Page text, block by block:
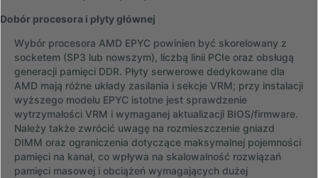
Dobór procesora i płyty głównej
Wybór procesora AMD EPYC powinien być skorelowany z
socketem (SP3 lub nowszym), liczbą linii PCIe oraz obsługą
generacji pamięci DDR. Płyty serwerowe dedykowane dla
AMD mają różne układy zasilania i sekcje VRM; przy instalacji
wyższego modelu EPYC istotne jest sprawdzenie
wytrzymałości VRM i wymaganej aktualizacji BIOS/firmware.
Należy także zwrócić uwagę na rozmieszczenie gniazd
DIMM oraz ograniczenia dotyczące maksymalnej pojemności
pamięci na kanał, co wpływa na skalowalność rozwiązań
pamięci masowej i obciążeń wymagających dużej